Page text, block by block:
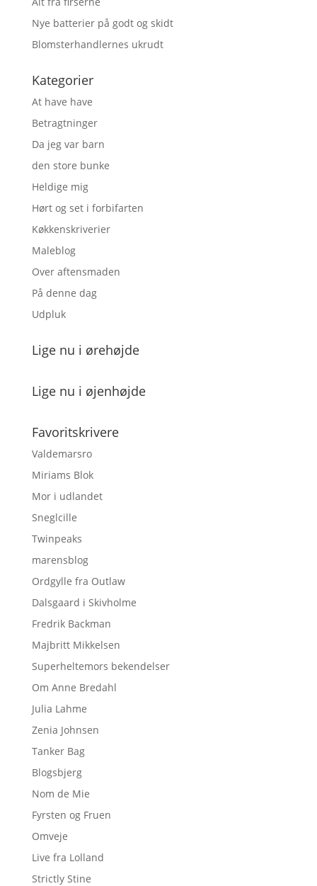
Nye batterier på godt og skidt
Blomsterhandlernes ukrudt
Kategorier
At have have
Betragtninger
Da jeg var barn
den store bunke
Heldige mig
Hørt og set i forbifarten
Køkkenskriverier
Maleblog
Over aftensmaden
På denne dag
Udpluk
Lige nu i ørehøjde
Lige nu i øjenhøjde
Favoritskrivere
Valdemarsro
Miriams Blok
Mor i udlandet
Sneglcille
Twinpeaks
marensblog
Ordgylle fra Outlaw
Dalsgaard i Skivholme
Fredrik Backman
Majbritt Mikkelsen
Superheltemors bekendelser
Om Anne Bredahl
Julia Lahme
Zenia Johnsen
Tanker Bag
Blogsbjerg
Nom de Mie
Fyrsten og Fruen
Omveje
Live fra Lolland
Strictly Stine